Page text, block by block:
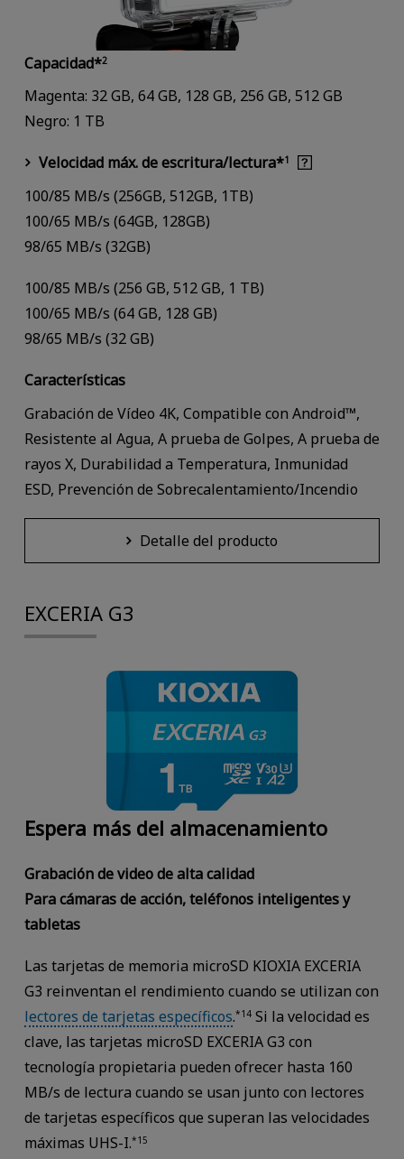
Capacidad*2
Magenta: 32 GB, 64 GB, 128 GB, 256 GB, 512 GB
Negro: 1 TB
Velocidad máx. de escritura/lectura*1
100/85 MB/s (256GB, 512GB, 1TB)
100/65 MB/s (64GB, 128GB)
98/65 MB/s (32GB)
100/85 MB/s (256 GB, 512 GB, 1 TB)
100/65 MB/s (64 GB, 128 GB)
98/65 MB/s (32 GB)
Características
Grabación de Vídeo 4K, Compatible con Android™,
Resistente al Agua, A prueba de Golpes, A prueba de
rayos X, Durabilidad a Temperatura, Inmunidad
ESD, Prevención de Sobrecalentamiento/Incendio
Detalle del producto
EXCERIA G3
Espera más del almacenamiento
Grabación de video de alta calidad
Para cámaras de acción, teléfonos inteligentes y
tabletas
Las tarjetas de memoria microSD KIOXIA EXCERIA
G3 reinventan el rendimiento cuando se utilizan con
lectores de tarjetas específicos.*14Si la velocidad es
clave, las tarjetas microSD EXCERIA G3 con
tecnología propietaria pueden ofrecer hasta 160
MB/s de lectura cuando se usan junto con lectores
de tarjetas específicos que superan las velocidades
máximas UHS-I.*15